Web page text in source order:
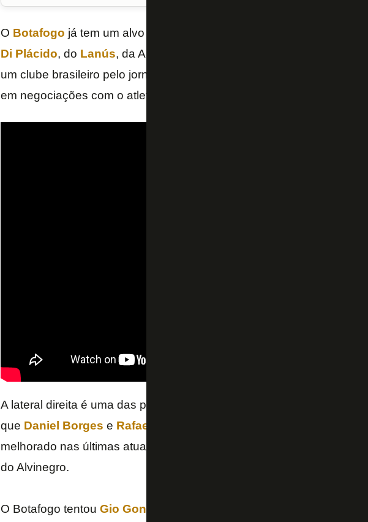
O Botafogo já tem um alvo definido para a lateral direita em 2023.
Di Plácido, do Lanús, da Argentina. O jogador de
um clube brasileiro pelo jornalista argentino Hernán Castillo, e o
em negociações com o atleta.
A lateral direita é uma das principais preocupações do Botafogo para
que Daniel Borges e Rafael
melhorado nas últimas atuações. No entanto, a posição ainda é uma
do Alvinegro.
O Botafogo tentou Gio González